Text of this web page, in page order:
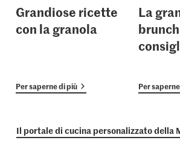
Grandiose ricette
con la granola
Per saperne di più
La
Per
Il portale di cucina personalizzato della